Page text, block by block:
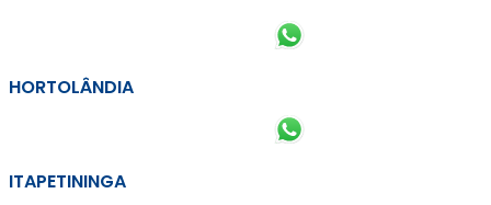
HORTOLÂNDIA
ITAPETININGA